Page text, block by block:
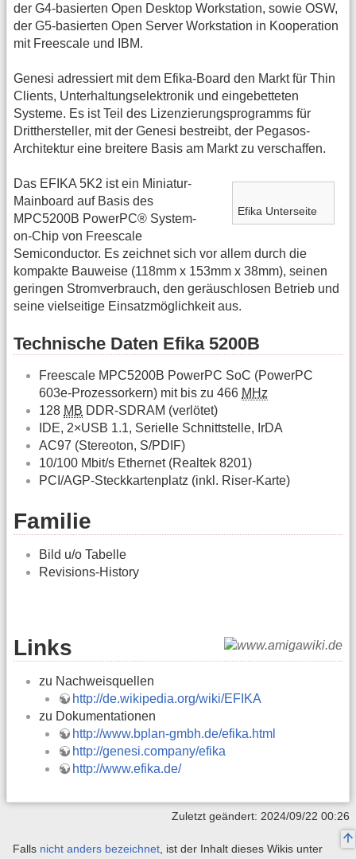
der G4-basierten Open Desktop Workstation, sowie OSW,
der G5-basierten Open Server Workstation in Kooperation
mit Freescale und IBM.
Genesi adressiert mit dem Efika-Board den Markt für Thin
Clients, Unterhaltungselektronik und eingebetteten
Systeme. Es ist Teil des Lizenzierungsprogramms für
Dritthersteller, mit der Genesi bestreibt, der Pegasos-
Architektur eine breitere Basis am Markt zu verschaffen.
Efika Unterseite
Das EFIKA 5K2 ist ein Miniatur-
Mainboard auf Basis des
MPC5200B PowerPC® System-
on-Chip von Freescale
Semiconductor. Es zeichnet sich vor allem durch die
kompakte Bauweise (118mm x 153mm x 38mm), seinen
geringen Stromverbrauch, den geräuschlosen Betrieb und
seine vielseitige Einsatzmöglichkeit aus.
Technische Daten Efika 5200B
Freescale MPC5200B PowerPC SoC (PowerPC
603e-Prozessorkern) mit bis zu 466 MHz
128 MB DDR-SDRAM (verlötet)
IDE, 2×USB 1.1, Serielle Schnittstelle, IrDA
AC97 (Stereoton, S/PDIF)
10/100 Mbit/s Ethernet (Realtek 8201)
PCI/AGP-Steckkartenplatz (inkl. Riser-Karte)
Familie
Bild u/o Tabelle
Revisions-History
Links
zu Nachweisquellen
http://de.wikipedia.org/wiki/EFIKA
zu Dokumentationen
http://www.bplan-gmbh.de/efika.html
http://genesi.company/efika
http://www.efika.de/
Zuletzt geändert: 2024/09/22 00:26
Falls nicht anders bezeichnet, ist der Inhalt dieses Wikis unter